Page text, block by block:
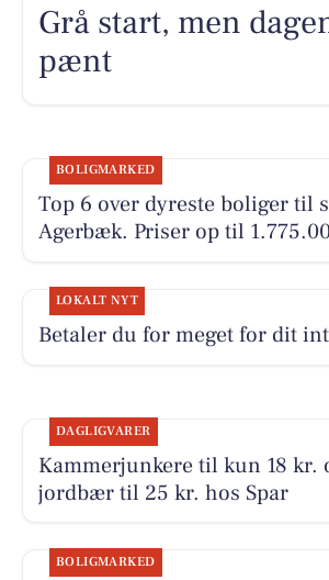
Grå start, men
pænt
BOLIGMARKED
Top 6 over dyreste boliger til
Agerbæk. Priser op til
LOKALT NYT
Betaler du for meget for dit
DAGLIGVARER
Kammerjunkere til kun 18 kr.
jordbær til 25 kr. hos Spar
BOLIGMARKED